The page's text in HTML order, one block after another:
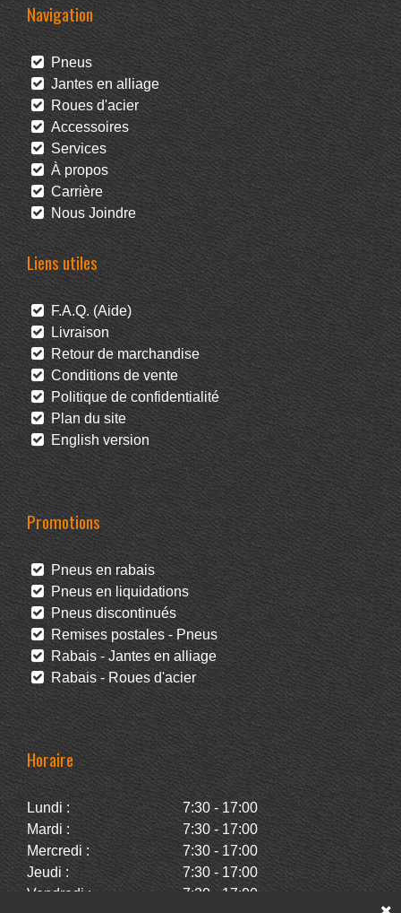
Navigation
Pneus
Jantes en alliage
Roues d'acier
Accessoires
Services
À propos
Carrière
Nous Joindre
Liens utiles
F.A.Q. (Aide)
Livraison
Retour de marchandise
Conditions de vente
Politique de confidentialité
Plan du site
English version
Promotions
Pneus en rabais
Pneus en liquidations
Pneus discontinués
Remises postales - Pneus
Rabais - Jantes en alliage
Rabais - Roues d'acier
Horaire
Lundi :
7:30 - 17:00
Mardi :
7:30 - 17:00
Mercredi :
7:30 - 17:00
Jeudi :
7:30 - 17:00
Vendredi :
7:30 - 17:00